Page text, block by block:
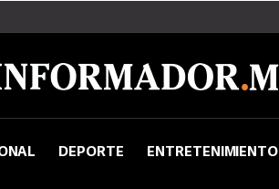
DEPORTE ENTRETENIMIENTO